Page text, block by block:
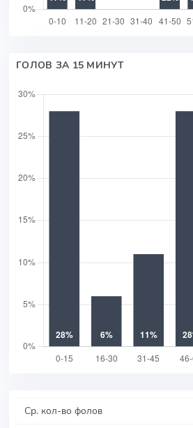
ГОЛОВ ЗА 15 МИНУТ
Ср. кол-во фолов